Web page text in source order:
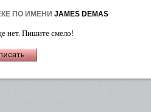
ПО ИМЕНИ JAMES DEMAS
нет. Пишите смело!